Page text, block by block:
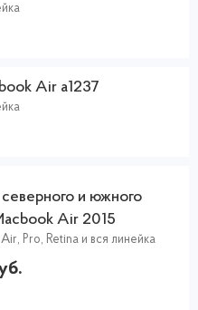
Air a1237
и южного
Air 2015
Pro, Retina и вся линейка